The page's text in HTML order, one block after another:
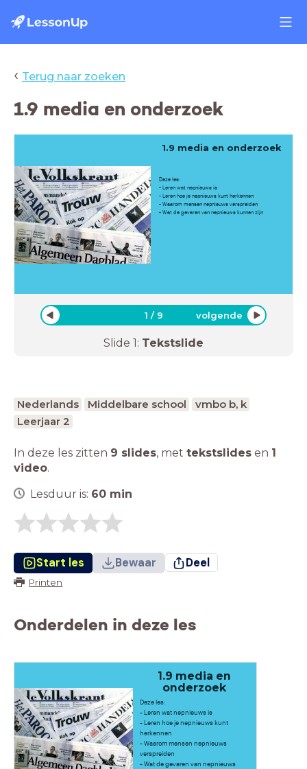
‹ Terug naar zoeken
1.9 media en onderzoek
1.9 media en onderzoek
Deze les:
- Leren wat nepnieuws is
- Leren hoe je nepnieuws kunt herkennen
- Waarom mensen nepnieuws verspreiden
- Wat de gevaren van nepnieuws kunnen zijn
1 / 9 volgende
Slide 1: Tekstslide
Nederlands Middelbare school
vmbo b, k
Leerjaar 2
In deze les zitten 9 slides, met tekstslides en 1
video.
Lesduur is: 60 min
Start les Bewaar Deel
Printen
Onderdelen in deze les
1.9 media en
onderzoek
Deze les:
- Leren wat nepnieuws is
- Leren hoe je nepnieuws kunt
herkennen
- Waarom mensen nepnieuws
verspreiden
- Wat de gevaren van nepnieuws